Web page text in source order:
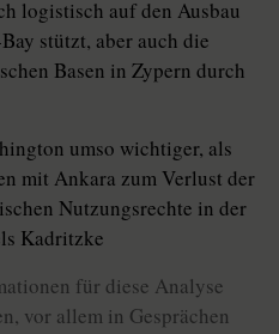
logistisch auf den Ausbau
stützt, aber auch die
Basen in Zypern durch
umso wichtiger, als
mit Ankara zum Verlust der
Nutzungsrechte in der
Kadritzke
für diese Analyse
vor allem in Gesprächen